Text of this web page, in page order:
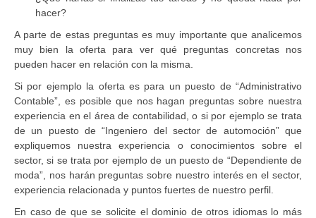
hacer?
A parte de estas preguntas es muy importante que analicemos
muy bien la oferta para ver qué preguntas concretas nos
pueden hacer en relación con la misma.
Si por ejemplo la oferta es para un puesto de “Administrativo
Contable”, es posible que nos hagan preguntas sobre nuestra
experiencia en el área de contabilidad, o si por ejemplo se trata
de un puesto de “Ingeniero del sector de automoción” que
expliquemos nuestra experiencia o conocimientos sobre el
sector, si se trata por ejemplo de un puesto de “Dependiente de
moda”, nos harán preguntas sobre nuestro interés en el sector,
experiencia relacionada y puntos fuertes de nuestro perfil.
En caso de que se solicite el dominio de otros idiomas lo más